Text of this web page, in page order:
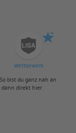
Wettbewerb
bist du ganz nah an
dann direkt hier